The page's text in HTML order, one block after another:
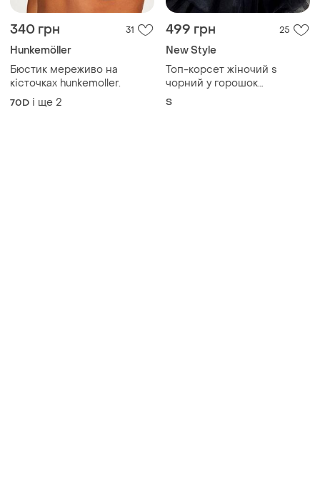
340 грн 31
Hunkemöller
Бюстик мереживо на
кісточках hunkemoller.
70D і ще 2
499 грн 25
New Style
Топ-корсет жіночий s
чорний у горошок
мереживо фатін чашка з
S